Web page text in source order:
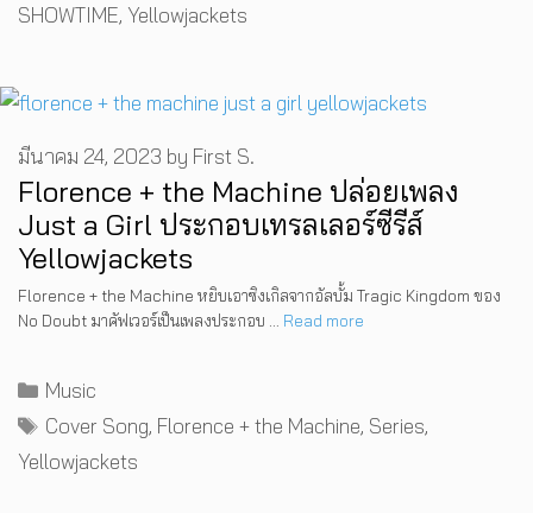
SHOWTIME, Yellowjackets
Florence + the Machine ปล่อยเพลง
Just a Girl ประกอบเทรลเลอร์ซีรีส์
Yellowjackets
มีนาคม 24, 2023 by First S.
Florence + the Machine หยิบเอาซิงเกิลจากอัลบั้ม Tragic Kingdom ของ
No Doubt มาคัฟเวอร์เป็นเพลงประกอบ … Read more
Categories
Music
Tags
Cover Song, Florence + the Machine, Series,
Yellowjackets